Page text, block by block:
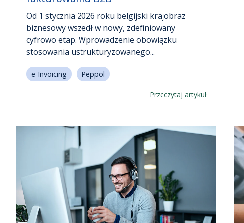
Od 1 stycznia 2026 roku belgijski krajobraz
biznesowy wszedł w nowy, zdefiniowany
cyfrowo etap. Wprowadzenie obowiązku
stosowania ustrukturyzowanego...
e-Invoicing Peppol
Przeczytaj artykuł